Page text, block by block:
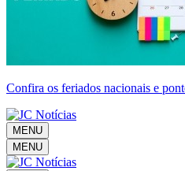
Confira os feriados nacionais e
MENU
MENU